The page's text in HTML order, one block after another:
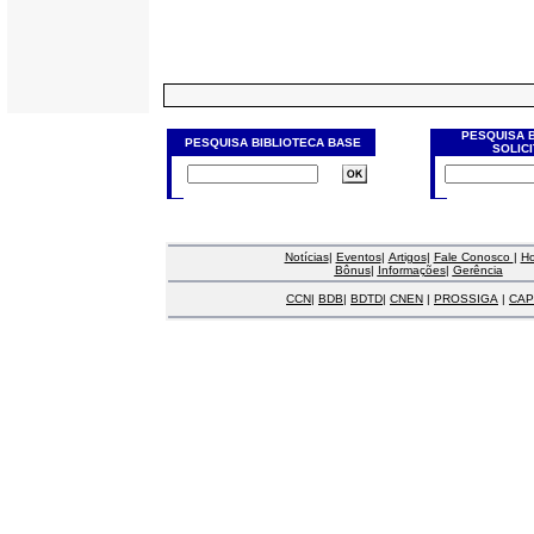
PESQUISA BIBLIOTECA BASE
PESQUISA
Notícias| Eventos| Artigos| Fale Conosco |
Bônus| Informações| Gerência
CCN| BDB| BDTD| CNEN | PROSSIGA |